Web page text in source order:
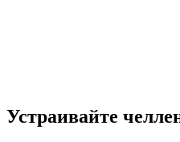
Устраивайте